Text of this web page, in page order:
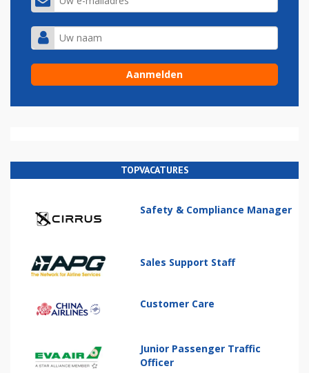
TOPVACATURES
Safety & Compliance Manager
Sales Support Staff
Customer Care
Junior Passenger Traffic
Officer